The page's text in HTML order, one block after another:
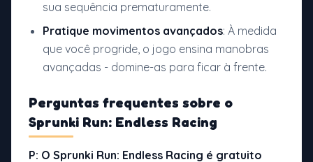
sua sequência prematuramente.
Pratique movimentos avançados: À medida
que você progride, o jogo ensina manobras
avançadas - domine-as para ficar à frente.
Perguntas frequentes sobre o
Sprunki Run: Endless Racing
P: O Sprunki Run: Endless Racing é gratuito